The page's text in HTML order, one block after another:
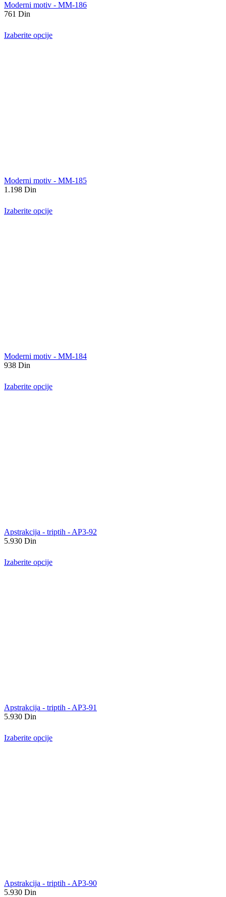
Moderni motiv - MM-186
761 Din
Izaberite opcije
Moderni motiv - MM-185
1.198 Din
Izaberite opcije
Moderni motiv - MM-184
938 Din
Izaberite opcije
Apstrakcija - triptih - AP3-92
5.930 Din
Izaberite opcije
Apstrakcija - triptih - AP3-91
5.930 Din
Izaberite opcije
Apstrakcija - triptih - AP3-90
5.930 Din